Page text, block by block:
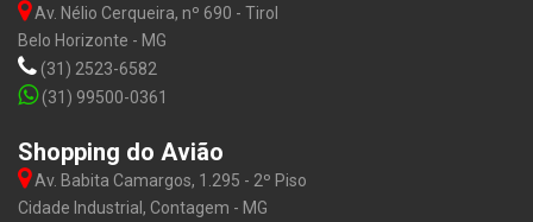
Av. Nélio Cerqueira, nº 690 - Tirol
Belo Horizonte - MG
(31) 2523-6582
(31) 99500-0361
Shopping do Avião
Av. Babita Camargos, 1.295 - 2º Piso
Cidade Industrial, Contagem - MG